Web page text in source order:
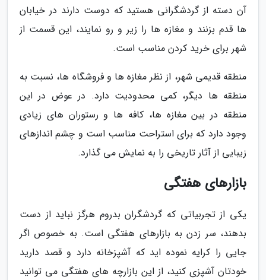
آن دسته از گردشگرانی هستید که دوست دارند در خیابان
ها قدم بزنند و مغازه ها را زیر و رو نمایند، این قسمت از
شهر برای خرید کردن مناسب است.
منطقه قدیمی شهر، از نظر مغازه ها و فروشگاه ها، نسبت به
منطقه ها دیگر، کمی محدودیت دارد. در عوض در این
منطقه در بین مغازه ها، کافه ها و رستوران های زیادی
وجود دارد که برای استراحت مناسب است و چشم اندازهای
زیبایی از آثار تاریخی را به نمایش می گذارد.
بازارهای هفتگی
یکی از تجربیاتی که گردشگران بدروم هرگز نباید از دست
بدهند، سر زدن به بازارهای هفتگی است. به خصوص اگر
جایی را کرایه نموده اید که آشپزخانه دارد و قصد دارید
خودتان آشپزی کنید، از این بازارچه های هفتگی می توانید